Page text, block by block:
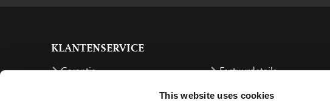
This website uses cookies
KLANTENSERVICE
Garantie
Factuurdetails
Terugbetaling